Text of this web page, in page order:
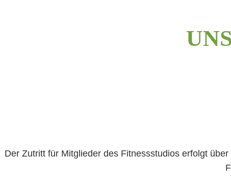
Der Zutritt für Mitglieder des Fitnessstudios erfolgt